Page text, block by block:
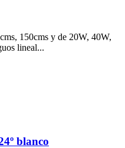
150cms y de 20W, 40W,
lineal...
blanco